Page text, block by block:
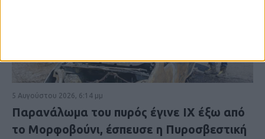
5 Αυγούστου 2026, 6:14 μμ
Παρανάλωμα του πυρός έγινε ΙΧ έξω από
το Μορφοβούνι, έσπευσε η Πυροσβεστική